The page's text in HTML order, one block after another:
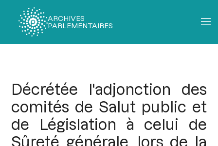
ARCHIVES
PARLEMENTAIRES
Décrétée l'adjonction des
comités de Salut public et
de Législation à celui de
Sûreté générale, lors de la